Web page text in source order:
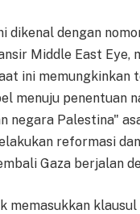
dikenal dengan
Middle East Eye,
ini memungkinkan
menuju penentuan
negara Palestina"
reformasi
Gaza berjalan
memasukkan